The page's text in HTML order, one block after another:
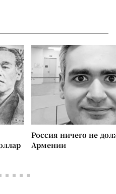
Россия ничего не
Армении